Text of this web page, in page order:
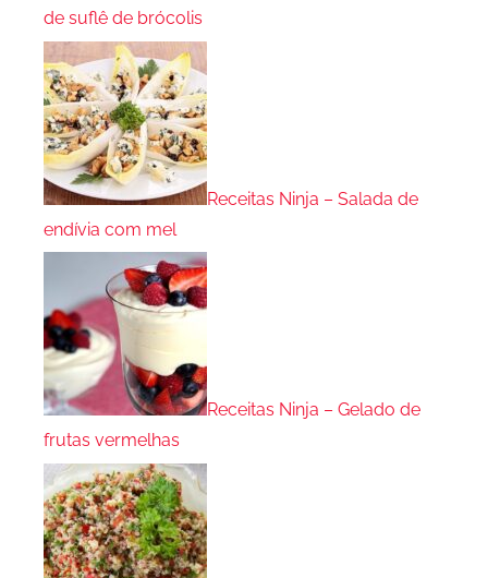
de suflê de brócolis
Receitas Ninja – Salada de
endívia com mel
Receitas Ninja – Gelado de
frutas vermelhas